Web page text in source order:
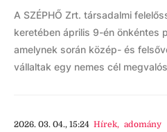
A SZÉPHŐ Zrt. társadalmi
keretében április 9-én önkéntes
amelynek során közép- és
vállaltak egy nemes cél
2026. 03. 04., 15:24 Hírek, adomány